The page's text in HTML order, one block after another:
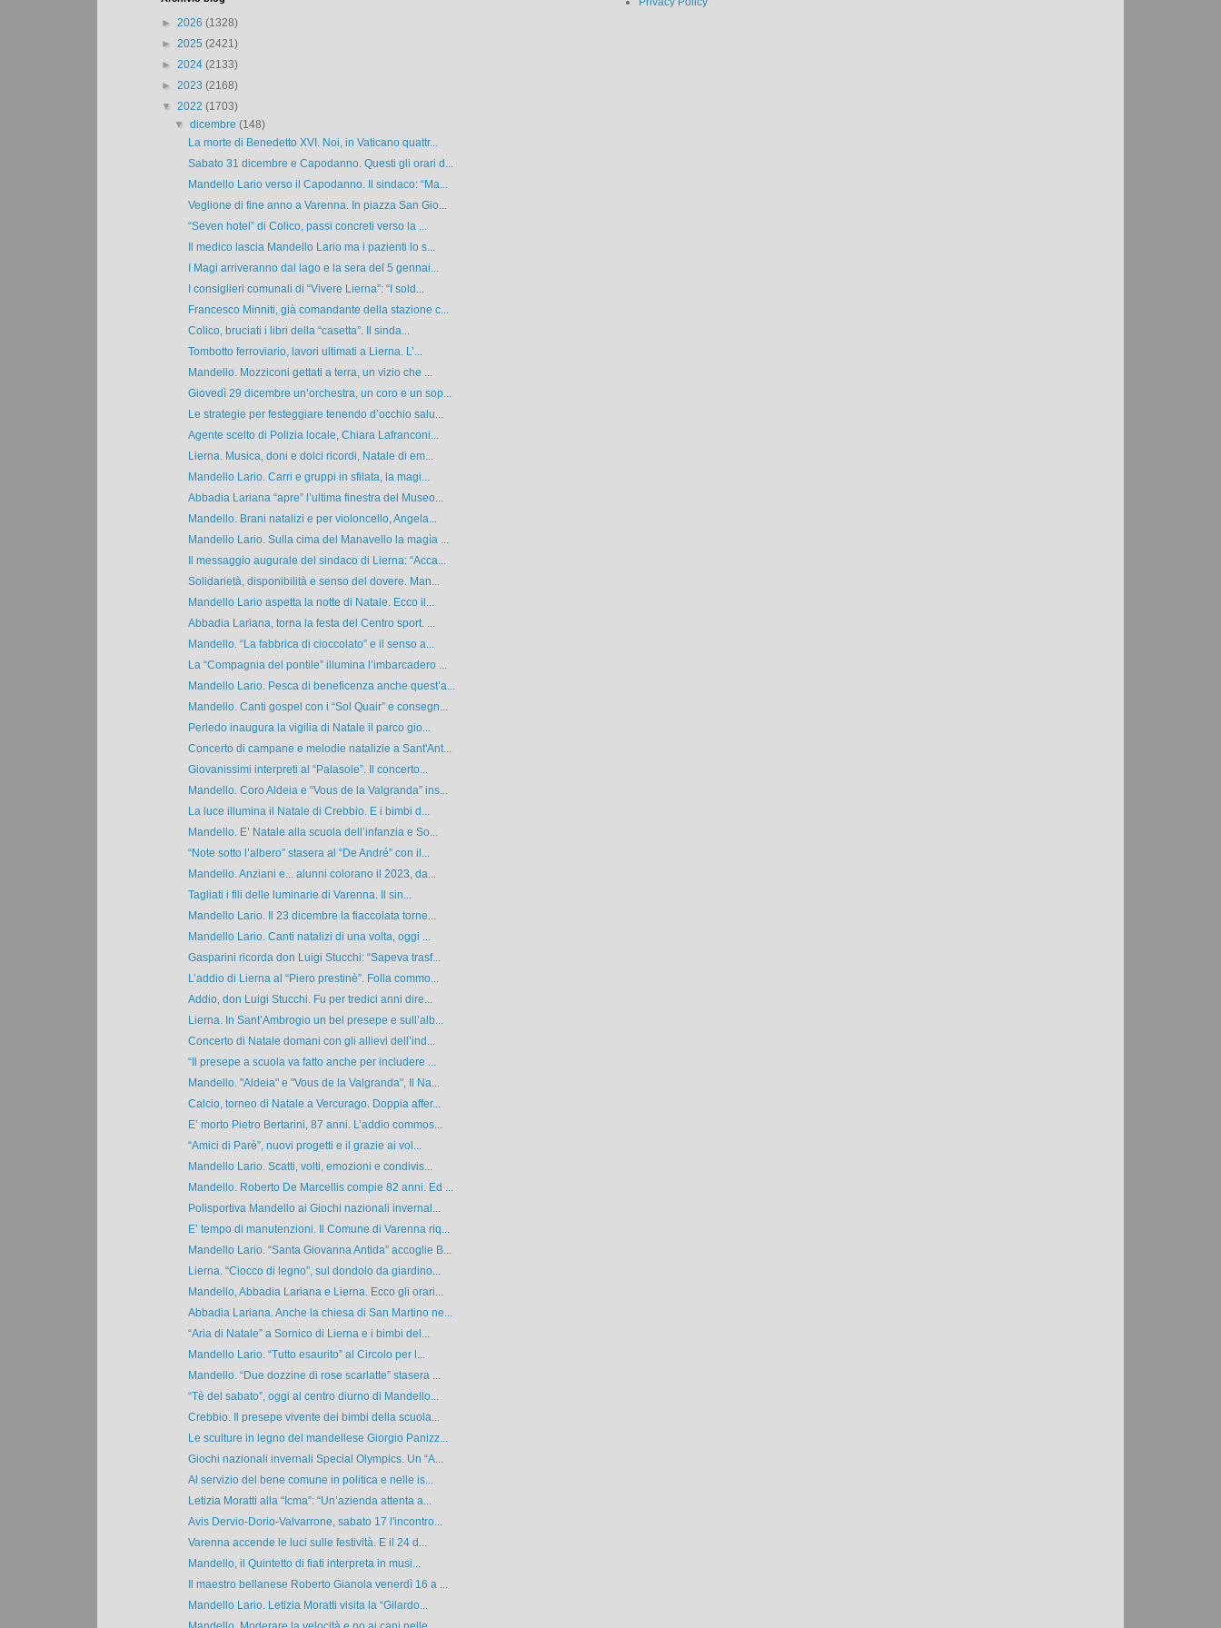
► 2026 (1328)
► 2025 (2421)
► 2024 (2133)
► 2023 (2168)
▼ 2022 (1703)
▼dicembre(148)
La morte di Benedetto XVI. Noi, in Vaticano quattr...
Sabato 31 dicembre e Capodanno. Questi gli orari d...
Mandello Lario verso il Capodanno. Il sindaco: “Ma...
Veglione di fine anno a Varenna. In piazza San Gio...
“Seven hotel” di Colico, passi concreti verso la ...
Il medico lascia Mandello Lario ma i pazienti lo s...
I Magi arriveranno dal lago e la sera del 5 gennai...
I consiglieri comunali di “Vivere Lierna”: “I sold...
Francesco Minniti, già comandante della stazione c...
Colico, bruciati i libri della “casetta”. Il sinda...
Tombotto ferroviario, lavori ultimati a Lierna. L’...
Mandello. Mozziconi gettati a terra, un vizio che ...
Giovedì 29 dicembre un’orchestra, un coro e un sop...
Le strategie per festeggiare tenendo d’occhio salu...
Agente scelto di Polizia locale, Chiara Lafranconi...
Lierna. Musica, doni e dolci ricordi, Natale di em...
Mandello Lario. Carri e gruppi in sfilata, la magi...
Abbadia Lariana “apre” l’ultima finestra del Museo...
Mandello. Brani natalizi e per violoncello, Angela...
Mandello Lario. Sulla cima del Manavello la magìa ...
Il messaggio augurale del sindaco di Lierna: “Acca...
Solidarietà, disponibilità e senso del dovere. Man...
Mandello Lario aspetta la notte di Natale. Ecco il...
Abbadia Lariana, torna la festa del Centro sport. ...
Mandello. “La fabbrica di cioccolato” e il senso a...
La “Compagnia del pontile” illumina l’imbarcadero ...
Mandello Lario. Pesca di beneficenza anche quest’a...
Mandello. Canti gospel con i “Sol Quair” e consegn...
Perledo inaugura la vigilia di Natale il parco gio...
Concerto di campane e melodie natalizie a Sant'Ant...
Giovanissimi interpreti al “Palasole”. Il concerto...
Mandello. Coro Aldeia e “Vous de la Valgranda” ins...
La luce illumina il Natale di Crebbio. E i bimbi d...
Mandello. E’ Natale alla scuola dell’infanzia e So...
“Note sotto l’albero” stasera al “De André” con il...
Mandello. Anziani e... alunni colorano il 2023, da...
Tagliati i fili delle luminarie di Varenna. Il sin...
Mandello Lario. Il 23 dicembre la fiaccolata torne...
Mandello Lario. Canti natalizi di una volta, oggi ...
Gasparini ricorda don Luigi Stucchi: “Sapeva trasf...
L’addio di Lierna al “Piero prestinè”. Folla commo...
Addio, don Luigi Stucchi. Fu per tredici anni dire...
Lierna. In Sant’Ambrogio un bel presepe e sull’alb...
Concerto di Natale domani con gli allievi dell’ind...
“Il presepe a scuola va fatto anche per includere ...
Mandello. "Aldeia" e "Vous de la Valgranda", Il Na...
Calcio, torneo di Natale a Vercurago. Doppia affer...
E’ morto Pietro Bertarini, 87 anni. L’addio commos...
“Amici di Parè”, nuovi progetti e il grazie ai vol...
Mandello Lario. Scatti, volti, emozioni e condivis...
Mandello. Roberto De Marcellis compie 82 anni. Ed ...
Polisportiva Mandello ai Giochi nazionali invernal...
E’ tempo di manutenzioni. Il Comune di Varenna riq...
Mandello Lario. “Santa Giovanna Antida” accoglie B...
Lierna. “Ciocco di legno”, sul dondolo da giardino...
Mandello, Abbadia Lariana e Lierna. Ecco gli orari...
Abbadia Lariana. Anche la chiesa di San Martino ne...
“Aria di Natale” a Sornico di Lierna e i bimbi del...
Mandello Lario. “Tutto esaurito” al Circolo per l...
Mandello. “Due dozzine di rose scarlatte” stasera ...
“Tè del sabato”, oggi al centro diurno di Mandello...
Crebbio. Il presepe vivente dei bimbi della scuola...
Le sculture in legno del mandellese Giorgio Panizz...
Giochi nazionali invernali Special Olympics. Un “A...
Al servizio del bene comune in politica e nelle is...
Letizia Moratti alla “Icma”: “Un’azienda attenta a...
Avis Dervio-Dorio-Valvarrone, sabato 17 l'incontro...
Varenna accende le luci sulle festività. E il 24 d...
Mandello, il Quintetto di fiati interpreta in musi...
Il maestro bellanese Roberto Gianola venerdì 16 a ...
Mandello Lario. Letizia Moratti visita la “Gilardo...